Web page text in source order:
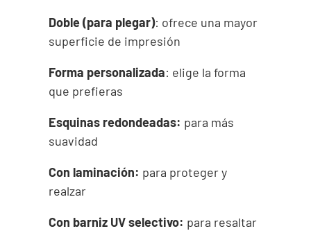
Doble (para plegar): ofrece una mayor
superficie de impresión
Forma personalizada: elige la forma
que prefieras
Esquinas redondeadas: para más
suavidad
Con laminación: para proteger y
realzar
Con barniz UV selectivo: para resaltar